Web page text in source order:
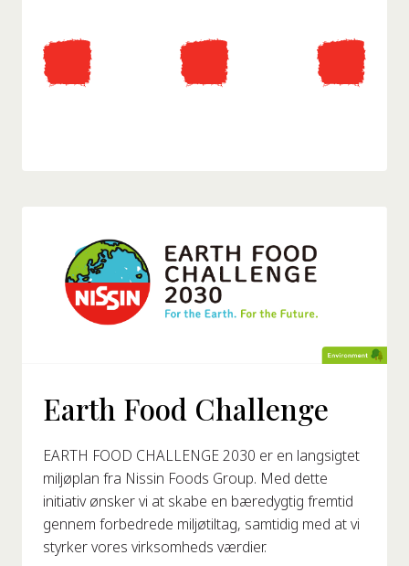
Earth Food Challenge
EARTH FOOD CHALLENGE 2030 er en langsigtet
miljøplan fra Nissin Foods Group. Med dette
initiativ ønsker vi at skabe en bæredygtig fremtid
gennem forbedrede miljøtiltag, samtidig med at vi
styrker vores virksomheds værdier.